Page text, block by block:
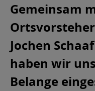
Gemeinsam
Jochen
haben wir
Belange